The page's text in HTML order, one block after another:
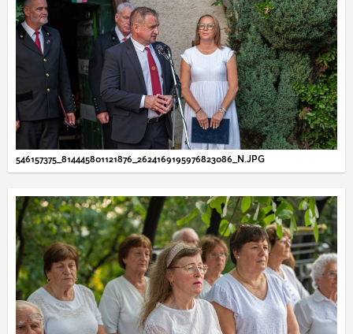
546157375_814445801121876_2624169195976823086_N.JPG